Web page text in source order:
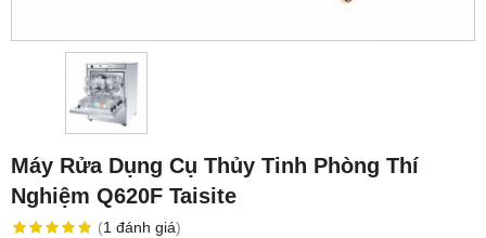
Máy Rửa Dụng Cụ Thủy Tinh Phòng Thí
Nghiệm Q620F Taisite
(1 đánh giá)